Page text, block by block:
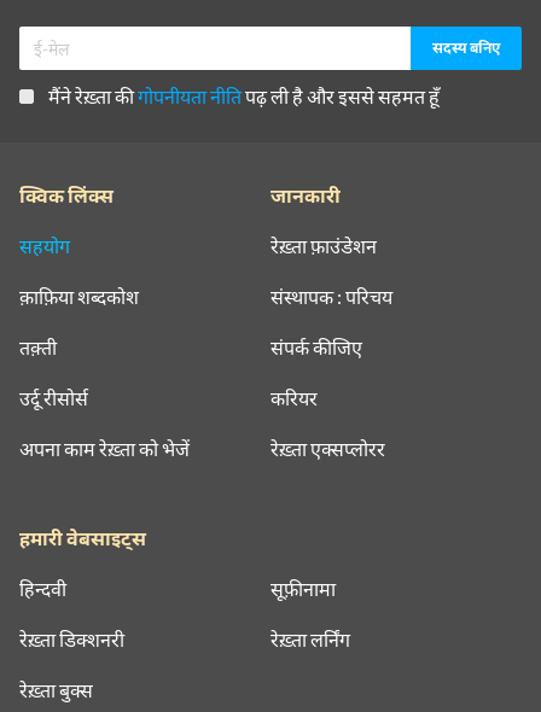
मैंने रेख़्ता कीगोपनीयता नीतिपढ़ ली है और इससे सहमत हूँ
क्विक लिंक्स
सहयोग
क़ाफ़िया शब्दकोश
तक़्ती
उर्दू रीसोर्स
अपना काम रेख़्ता को भेजें
जानकारी
रेख़्ता फ़ाउंडेशन
संस्थापक : परिचय
संपर्क कीजिए
करियर
रेख़्ता एक्सप्लोरर
हमारी वेबसाइट्स
हिन्दवी सूफ़ीनामा
रेख़्ता डिक्शनरी रेख़्ता लर्निंग
रेख़्ता बुक्स